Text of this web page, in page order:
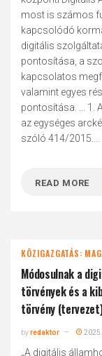
most is számos
kapcsolódó
digitális
pontosítása, a
kapcsolatos
valamint egyes
pontosítása. ... 1.
az egységes
szóló 414/2015....
READ MORE
KÖZIGAZGATÁS:
Módosulnak a
törvények és a
törvény
byredaktor
„A digitális